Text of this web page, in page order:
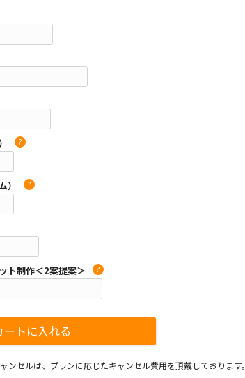
?
） ?
ト制作＜2案提案＞ ?
ンセルは、プランに応じたキャンセル費用を頂戴しております。